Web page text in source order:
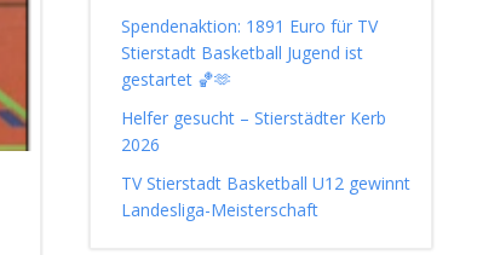
Spendenaktion: 1891 Euro für TV
Stierstadt Basketball Jugend ist
gestartet 🏀🫶
Helfer gesucht – Stierstädter Kerb
2026
TV Stierstadt Basketball U12 gewinnt
Landesliga-Meisterschaft